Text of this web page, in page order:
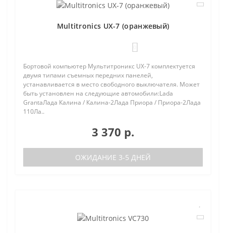
Multitronics UX-7 (оранжевый)
Бортовой компьютер Мультитроникс UX-7 комплектуется
двумя типами съемных передних панелей,
устанавливается в место свободного выключателя. Может
быть установлен на следующие автомобили:Lada
GrantaЛада Калина / Калина-2Лада Приора / Приора-2Лада
110Ла..
3 370 р.
ОЖИДАНИЕ 3-5 ДНЕЙ